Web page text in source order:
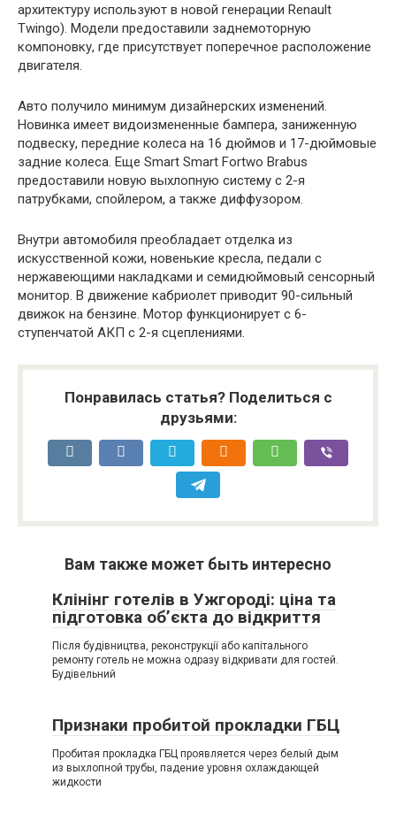
архитектуру используют в новой генерации Renault
Twingo). Модели предоставили заднемоторную
компоновку, где присутствует поперечное расположение
двигателя.
Авто получило минимум дизайнерских изменений.
Новинка имеет видоизмененные бампера, заниженную
подвеску, передние колеса на 16 дюймов и 17-дюймовые
задние колеса. Еще Smart Smart Fortwo Brabus
предоставили новую выхлопную систему с 2-я
патрубками, спойлером, а также диффузором.
Внутри автомобиля преобладает отделка из
искусственной кожи, новенькие кресла, педали с
нержавеющими накладками и семидюймовый сенсорный
монитор. В движение кабриолет приводит 90-сильный
движок на бензине. Мотор функционирует с 6-
ступенчатой АКП с 2-я сцеплениями.
Понравилась статья? Поделиться с
друзьями:
Вам также может быть интересно
Клінінг готелів в Ужгороді: ціна та
підготовка об’єкта до відкриття
Після будівництва, реконструкції або капітального
ремонту готель не можна одразу відкривати для гостей.
Будівельний
Признаки пробитой прокладки ГБЦ
Пробитая прокладка ГБЦ проявляется через белый дым
из выхлопной трубы, падение уровня охлаждающей
жидкости